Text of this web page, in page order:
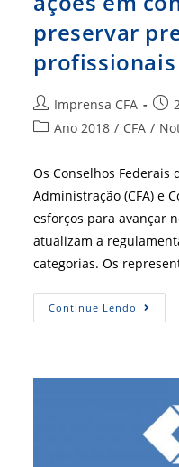
preservar
profissionais
Autor
do
Imprensa CFA
Post
Categoria
Ano 2018 / CFA /
Os Conselhos Federais
Administração (CFA) e
esforços para avançar
atualizam a
categorias. Os
Continue Lendo CFA,
Em
Para